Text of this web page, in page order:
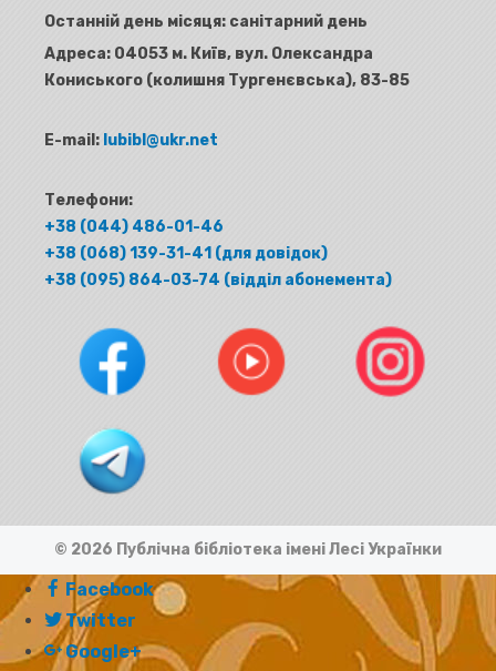
Останній день місяця: санітарний день
Адреса: 04053 м. Київ, вул. Олександра
Кониського (колишня Тургенєвська), 83-85
E-mail: lubibl@ukr.net
Телефони:
+38 (044) 486-01-46
+38 (068) 139-31-41 (для довідок)
+38 (095) 864-03-74 (відділ абонемента)
© 2026 Публічна бібліотека імені Лесі Українки
Facebook
Twitter
Google+